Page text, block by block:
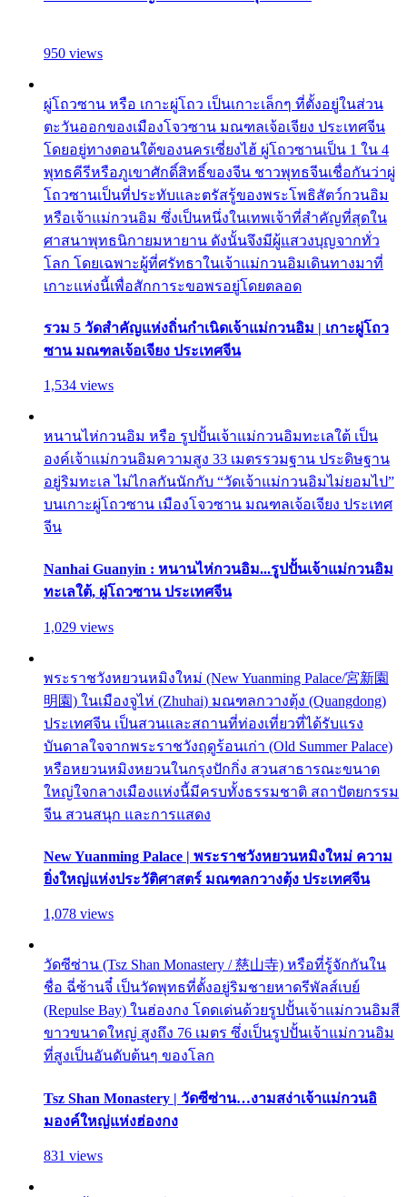
950 views
ผู่โถวซาน หรือ เกาะผู่โถว เป็นเกาะเล็กๆ ที่ตั้งอยู่ในส่วน
ตะวันออกของเมืองโจวซาน มณฑลเจ้อเจียง ประเทศจีน
โดยอยู่ทางตอนใต้ของนครเซี่ยงไฮ้ ผู่โถวซานเป็น 1 ใน 4
พุทธคีรีหรือภูเขาศักดิ์สิทธิ์ของจีน ชาวพุทธจีนเชื่อกันว่าผู่
โถวซานเป็นที่ประทับและตรัสรู้ของพระโพธิสัตว์กวนอิม
หรือเจ้าแม่กวนอิม ซึ่งเป็นหนึ่งในเทพเจ้าที่สำคัญที่สุดใน
ศาสนาพุทธนิกายมหายาน ดังนั้นจึงมีผู้แสวงบุญจากทั่ว
โลก โดยเฉพาะผู้ที่ศรัทธาในเจ้าแม่กวนอิมเดินทางมาที่
เกาะแห่งนี้เพื่อสักการะขอพรอยู่โดยตลอด
รวม 5 วัดสำคัญแห่งถิ่นกำเนิดเจ้าแม่กวนอิม | เกาะผู่โถว
ซาน มณฑลเจ้อเจียง ประเทศจีน
1,534 views
หนานไห่กวนอิม หรือ รูปปั้นเจ้าแม่กวนอิมทะเลใต้ เป็น
องค์เจ้าแม่กวนอิมความสูง 33 เมตรรวมฐาน ประดิษฐาน
อยู่ริมทะเล ไม่ไกลกันนักกับ “วัดเจ้าแม่กวนอิมไม่ยอมไป”
บนเกาะผู่โถวซาน เมืองโจวซาน มณฑลเจ้อเจียง ประเทศ
จีน
Nanhai Guanyin : หนานไห่กวนอิม...รูปปั้นเจ้าแม่กวนอิม
ทะเลใต้, ผู่โถวซาน ประเทศจีน
1,029 views
พระราชวังหยวนหมิงใหม่ (New Yuanming Palace/宮新園
明園) ในเมืองจูไห่ (Zhuhai) มณฑลกวางตุ้ง (Quangdong)
ประเทศจีน เป็นสวนและสถานที่ท่องเที่ยวที่ได้รับแรง
บันดาลใจจากพระราชวังฤดูร้อนเก่า (Old Summer Palace)
หรือหยวนหมิงหยวนในกรุงปักกิ่ง สวนสาธารณะขนาด
ใหญ่ใจกลางเมืองแห่งนี้มีครบทั้งธรรมชาติ สถาปัตยกรรม
จีน สวนสนุก และการแสดง
New Yuanming Palace | พระราชวังหยวนหมิงใหม่ ความ
ยิ่งใหญ่แห่งประวัติศาสตร์ มณฑลกวางตุ้ง ประเทศจีน
1,078 views
วัดซีซ่าน (Tsz Shan Monastery / 慈山寺) หรือที่รู้จักกันใน
ชื่อ ฉี่ซ้านจี๋ เป็นวัดพุทธที่ตั้งอยู่ริมชายหาดรีพัลส์เบย์
(Repulse Bay) ในฮ่องกง โดดเด่นด้วยรูปปั้นเจ้าแม่กวนอิมสี
ขาวขนาดใหญ่ สูงถึง 76 เมตร ซึ่งเป็นรูปปั้นเจ้าแม่กวนอิม
ที่สูงเป็นอันดับต้นๆ ของโลก
Tsz Shan Monastery | วัดซีซ่าน…งามสง่าเจ้าแม่กวนอิ
มองค์ใหญ่แห่งฮ่องกง
831 views